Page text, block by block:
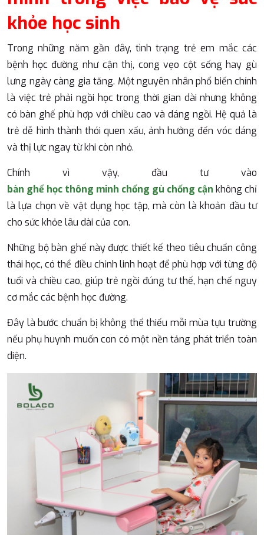
khỏe học sinh
Trong những năm gần đây, tình trạng trẻ em mắc các
bệnh học đường như cận thị, cong vẹo cột sống hay gù
lưng ngày càng gia tăng. Một nguyên nhân phổ biến chính
là việc trẻ phải ngồi học trong thời gian dài nhưng không
có bàn ghế phù hợp với chiều cao và dáng ngồi. Hệ quả là
trẻ dễ hình thành thói quen xấu, ảnh hưởng đến vóc dáng
và thị lực ngay từ khi còn nhỏ.
Chính vì vậy, đầu tư vào
bàn ghế học thông minh chống gù chống cận không chỉ
là lựa chọn về vật dụng học tập, mà còn là khoản đầu tư
cho sức khỏe lâu dài của con.
Những bộ bàn ghế này được thiết kế theo tiêu chuẩn công
thái học, có thể điều chỉnh linh hoạt để phù hợp với từng độ
tuổi và chiều cao, giúp trẻ ngồi đúng tư thế, hạn chế nguy
cơ mắc các bệnh học đường.
Đây là bước chuẩn bị không thể thiếu mỗi mùa tựu trường
nếu phụ huynh muốn con có một nền tảng phát triển toàn
diện.